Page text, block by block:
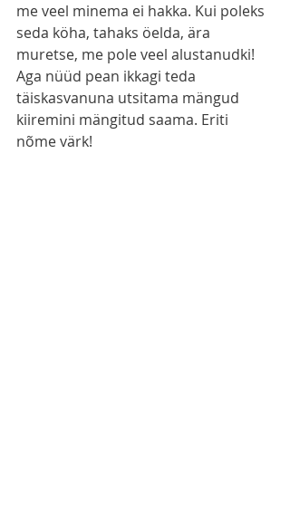
me veel minema ei hakka. Kui poleks
seda köha, tahaks öelda, ära
muretse, me pole veel alustanudki!
Aga nüüd pean ikkagi teda
täiskasvanuna utsitama mängud
kiiremini mängitud saama. Eriti
nõme värk!